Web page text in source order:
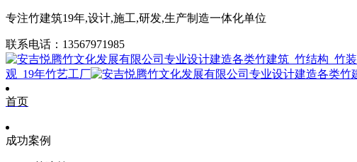
专注竹建筑19年,设计,施工,研发,生产制造一体化单位
联系电话：13567971985
观_19年竹艺工厂
首页
成功案例